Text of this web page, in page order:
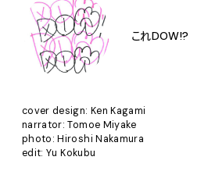
これDOW!?
cover design: Ken Kagami
narrator: Tomoe Miyake
photo: Hiroshi Nakamura
edit: Yu Kokubu